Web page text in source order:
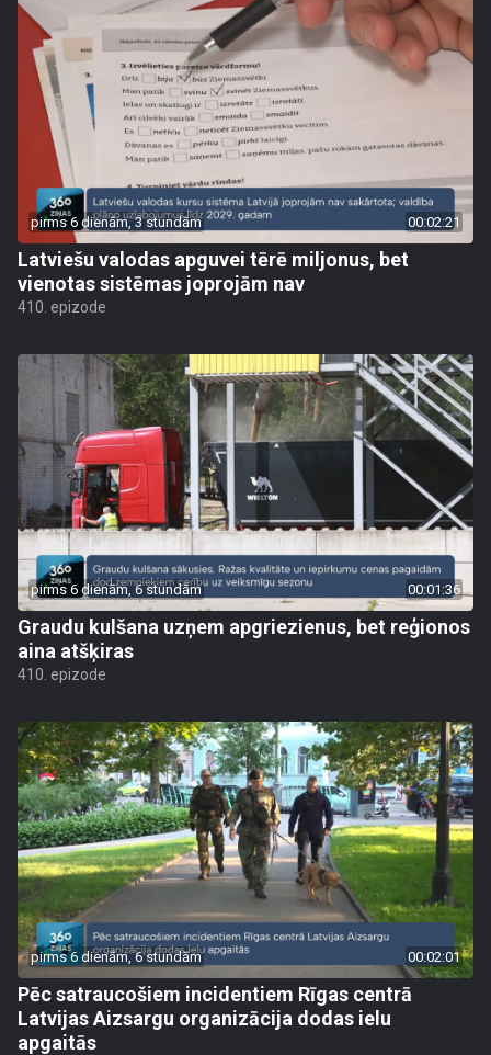
pirms 6 dienām, 3 stundām 00:02:21
Latviešu valodas apguvei tērē miljonus, bet
vienotas sistēmas joprojām nav
410. epizode
pirms 6 dienām, 6 stundām 00:01:36
Graudu kulšana uzņem apgriezienus, bet reģionos
aina atšķiras
410. epizode
pirms 6 dienām, 6 stundām 00:02:01
Pēc satraucošiem incidentiem Rīgas centrā
Latvijas Aizsargu organizācija dodas ielu
apgaitās